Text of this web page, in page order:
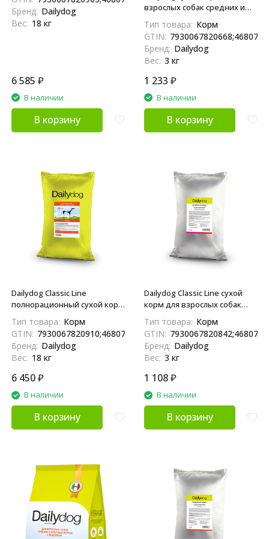
говядиной и ягненком - 18 кг
Бренд: Dailydog
Вес: 18 кг
6 585 ₽
В наличии
В корзину
взрослых собак средних и
и ягненком - 3 кг
Тип товара: Корм
GTIN:
Бренд: Dailydog
Вес: 3 кг
1 233 ₽
В наличии
В корзину
Dailydog Classic Line
полнорационный сухой корм
и крупных пород, с индейкой
- 18 кг
Тип товара: Корм
GTIN: 7930067820910;4680772410717;04680772410717
Бренд: Dailydog
Вес: 18 кг
6 450₽
В наличии
В корзину
Dailydog Classic Line сухой
корм для взрослых собак
говядиной и ягненком - 3 кг
Тип товара: Корм
GTIN:
Бренд: Dailydog
Вес: 3 кг
1 108₽
В наличии
В корзину